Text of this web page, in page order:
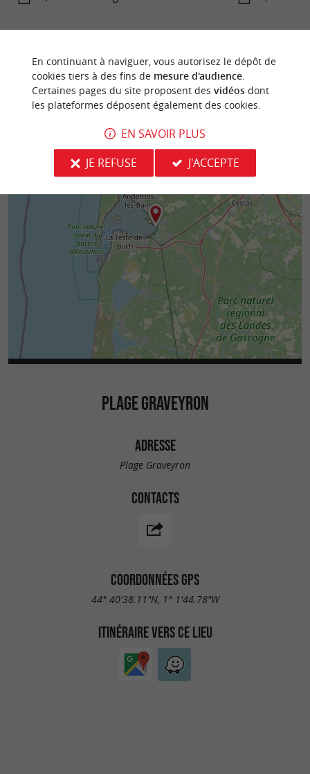
PLAGE GRAVEYRON
ADRESSE
Plage Graveyron
CONTACTS
COORDONNÉES GPS
44° 40'38.11"N, 1° 1'44.78"W
ITINÉRAIRE VERS CE LIEU
En continuant à naviguer, vous autorisez le dépôt de
cookies tiers à des fins de mesure d'audience.
Certaines pages du site proposent des vidéosdont
les plateformes déposent également des cookies.
EN SAVOIR PLUS
JE REFUSE
J'ACCEPTE